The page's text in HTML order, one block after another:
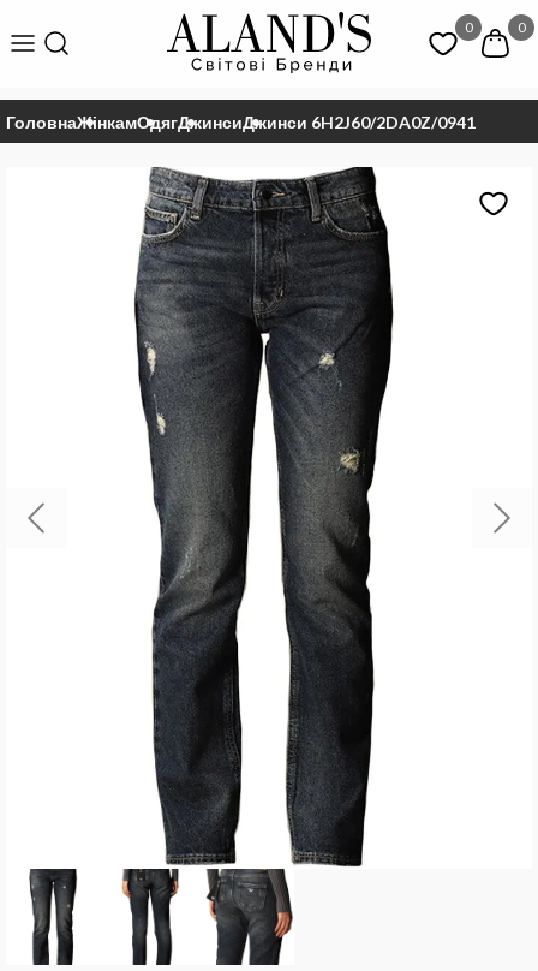
0 0
ГоловнаЖінкамОдягДжинсиДжинси 6H2J60/2DA0Z/0941